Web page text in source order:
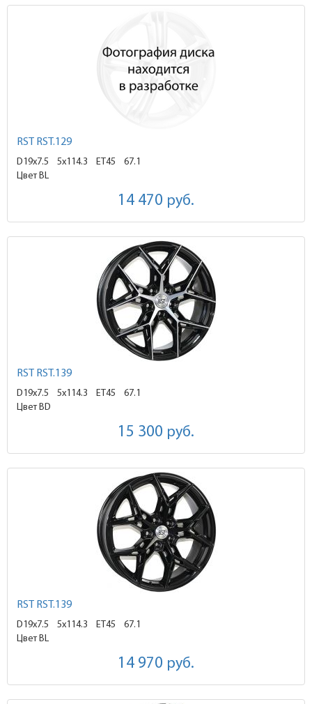
RST RST.129
D19x7.5 5x114.3 ET45
67.1
Цвет BL
14 470 руб.
RST RST.139
D19x7.5 5x114.3 ET45
67.1
Цвет BD
15 300 руб.
RST RST.139
D19x7.5 5x114.3 ET45
67.1
Цвет BL
14 970 руб.